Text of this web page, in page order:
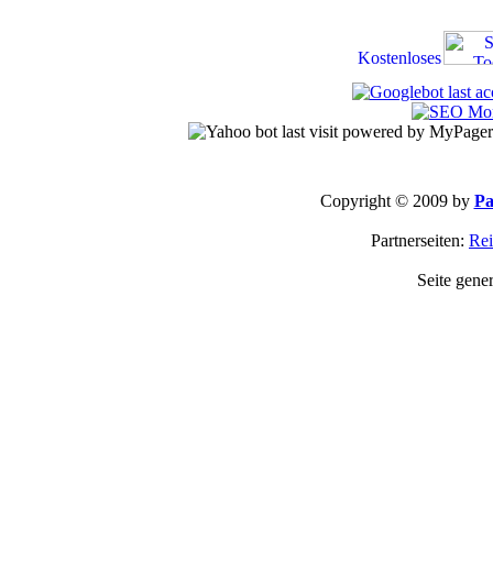
Copyright © 2009 by
Partnerseiten:
Seite